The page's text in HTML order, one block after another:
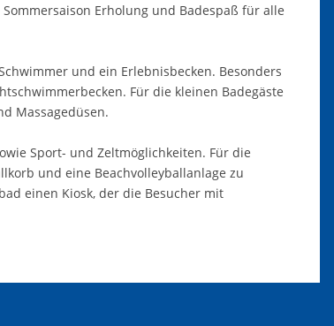
Erholung und Badespaß für alle
und ein Erlebnisbecken. Besonders
Für die kleinen Badegäste
Massagedüsen.
Sport- und Zeltmöglichkeiten. Für die
und eine Beachvolleyballanlage zu
einen Kiosk, der die Besucher mit